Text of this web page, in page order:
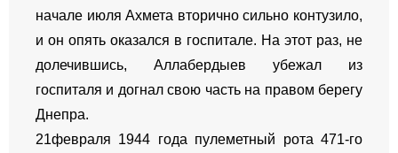
начале июля Ахмета вторично сильно контузило,
и он опять оказался в госпитале. На этот раз, не
долечившись, Аллабердыев убежал из
госпиталя и догнал свою часть на правом берегу
Днепра.
21февраля 1944 года пулеметный рота 471-го